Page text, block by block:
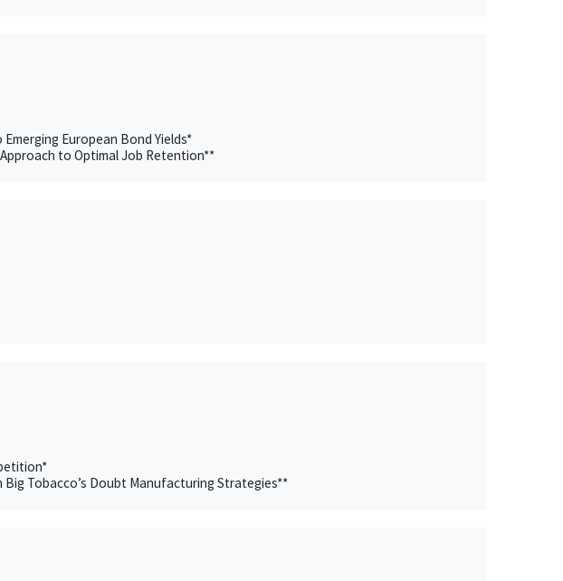
European Bond Yields*
to Optimal Job Retention**
Big Tobacco’s Doubt Manufacturing Strategies**